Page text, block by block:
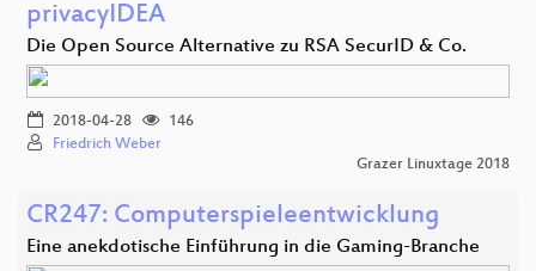
privacyIDEA
Die Open Source Alternative zu RSA SecurID & Co.
2018-04-28
146
Friedrich Weber
Grazer Linuxtage 2018
CR247: Computerspieleentwicklung
Eine anekdotische Einführung in die Gaming-Branche